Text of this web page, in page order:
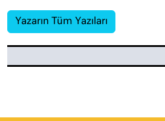
Yazarın Tüm Yazıları